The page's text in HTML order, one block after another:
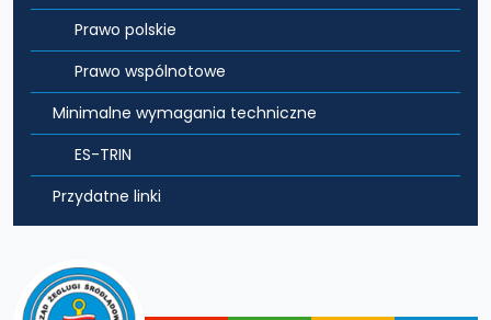
Prawo polskie
Prawo wspólnotowe
Minimalne wymagania techniczne
ES-TRIN
Przydatne linki